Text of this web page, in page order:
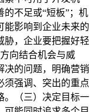
不足或“短板”；机
能影响到企业未来的
胁，企业要把握好轻
向结合机会与威
决的问题，明确营销
须强调、突出的重点
。（三）决定目标一